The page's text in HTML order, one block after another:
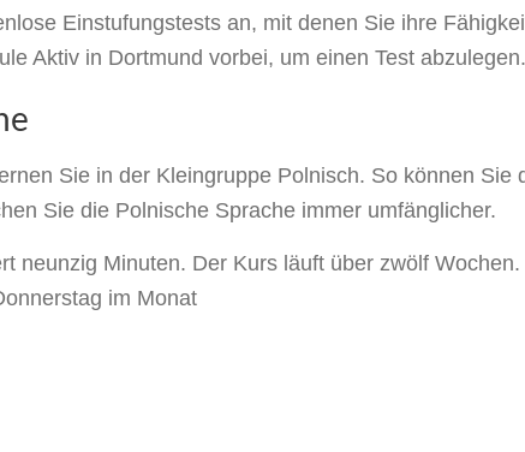
Einstufungstests an, mit denen Sie ihre
Aktiv in Dortmund vorbei, um einen Test abzulegen.
Sie in der Kleingruppe Polnisch. So können Sie
Sie die Polnische Sprache immer umfänglicher.
neunzig Minuten. Der Kurs läuft über zwölf Wochen.
im Monat